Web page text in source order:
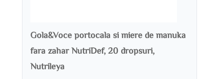
Gola&Voce portocala si miere de manuka
fara zahar NutriDef, 20 dropsuri,
Nutrileya